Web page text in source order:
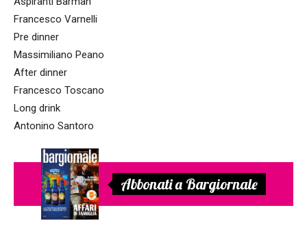
Francesco Varnelli
Pre dinner
Massimiliano Peano
After dinner
Francesco Toscano
Long drink
Antonino Santoro
Abbonati a Bargiornale